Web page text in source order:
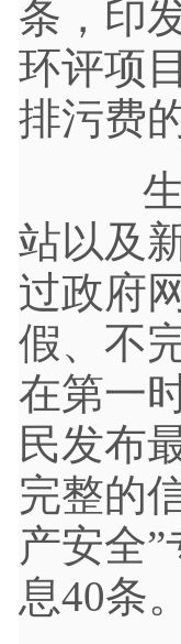
条，印
环评项
排污费
生
站以及
过政府
假、不
在第一
民发布
完整的
产安全
息40条。